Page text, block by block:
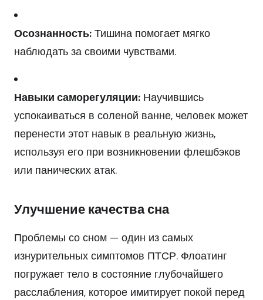
Осознанность: Тишина помогает мягко
наблюдать за своими чувствами.
Навыки саморегуляции: Научившись
успокаиваться в соленой ванне, человек может
перенести этот навык в реальную жизнь,
используя его при возникновении флешбэков
или панических атак.
Улучшение качества сна
Проблемы со сном — один из самых
изнурительных симптомов ПТСР. Флоатинг
погружает тело в состояние глубочайшего
расслабления, которое имитирует покой перед